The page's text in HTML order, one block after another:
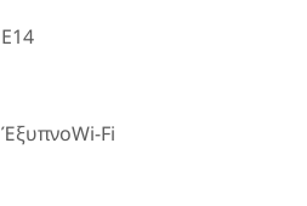
E14
ΈξυπνοWi-Fi